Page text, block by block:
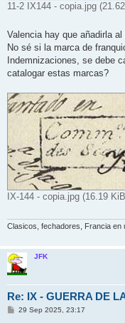
11-2 IX144 - copia.jpg
Valencia hay que añadirla
No sé si la marca de
Indemnizaciones, se debe
catalogar estas marcas?
IX-144 - copia.jpg (16.19
Clasicos, fechadores, Francia en
JFK
Re: IX - GUERRA DE
M29 Sep 2025, 23:17